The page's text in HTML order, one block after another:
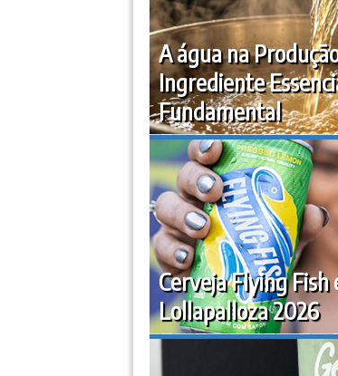
A água na
Ingrediente
Fundamental
Cerveja Flying
Lollapalloza 2026